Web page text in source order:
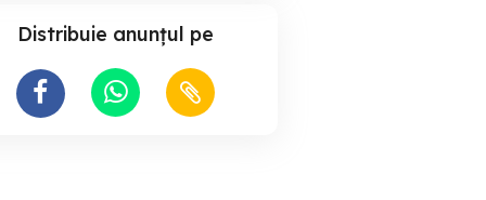
Distribuie anunțul pe